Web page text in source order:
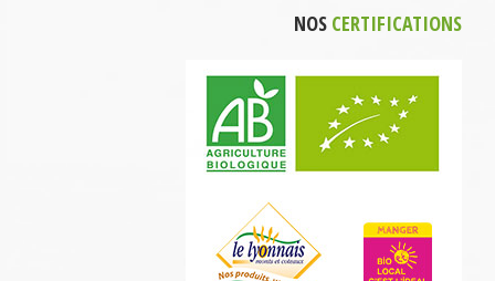
NOS CERTIFICATIONS